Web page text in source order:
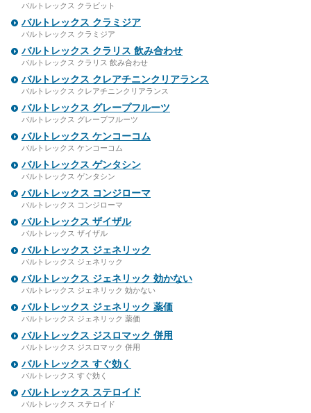
バルトレックス クラビット
バルトレックス クラミジア
バルトレックス クラミジア
バルトレックス クラリス 飲み合わせ
バルトレックス クラリス 飲み合わせ
バルトレックス クレアチニンクリアランス
バルトレックス クレアチニンクリアランス
バルトレックス グレープフルーツ
バルトレックス グレープフルーツ
バルトレックス ケンコーコム
バルトレックス ケンコーコム
バルトレックス ゲンタシン
バルトレックス ゲンタシン
バルトレックス コンジローマ
バルトレックス コンジローマ
バルトレックス ザイザル
バルトレックス ザイザル
バルトレックス ジェネリック
バルトレックス ジェネリック
バルトレックス ジェネリック 効かない
バルトレックス ジェネリック 効かない
バルトレックス ジェネリック 薬価
バルトレックス ジェネリック 薬価
バルトレックス ジスロマック 併用
バルトレックス ジスロマック 併用
バルトレックス すぐ効く
バルトレックス すぐ効く
バルトレックス ステロイド
バルトレックス ステロイド